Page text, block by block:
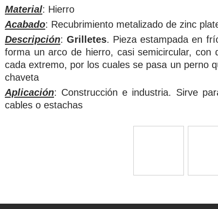
Material: Hierro
Acabado: Recubrimiento metalizado de zinc
Descripción:Grilletes. Pieza estampada en
forma un arco de hierro, casi semicircular, con
cada extremo, por los cuales se pasa un perno
chaveta
Aplicación: Construcción e industria. Sirve
cables o estachas